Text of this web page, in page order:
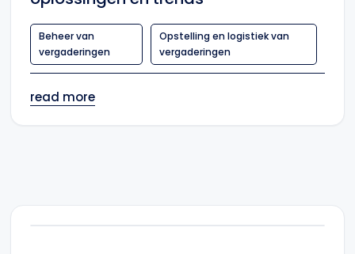
Beheer van
vergaderingen
Opstelling en logistiek van
vergaderingen
read more